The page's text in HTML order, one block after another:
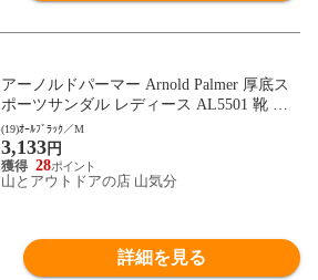
アーノルドパーマー Arnold Palmer 厚底ス
ポーツサンダル レディース AL5501 靴 シ
ューズ ストラップ ベルクロ キャンプ レジ
ャー 通勤 通学 デイリー トラベル 女性 フ
ットウェア AL5501 オｰルブラック
(19)ｵｰﾙﾌﾞﾗｯｸ／M
3,133円
28
山とアウトドアの店 山気分
詳細を見る